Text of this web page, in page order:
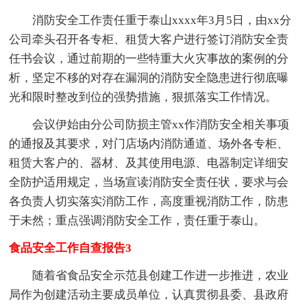
消防安全工作责任重于泰山xxxx年3月5日，由xx分
公司牵头召开各专柜、租赁大客户进行签订消防安全责
任书会议，通过前期的一些特重大火灾事故的案例的分
析，坚定不移的对存在漏洞的消防安全隐患进行彻底曝
光和限时整改到位的强势措施，狠抓落实工作情况。
会议伊始由分公司防损主管xx作消防安全相关事项
的通报及其要求，对门店场内消防通道、场外各专柜、
租赁大客户的、器材、及其使用电源、电器制定详细安
全防护适用规定，当场宣读消防安全责任状，要求与会
各负责人切实落实消防工作，高度重视消防工作，防患
于未然；重点强调消防安全工作，责任重于泰山。
食品安全工作自查报告3
随着省食品安全示范县创建工作进一步推进，农业
局作为创建活动主要成员单位，认真贯彻县委、县政府